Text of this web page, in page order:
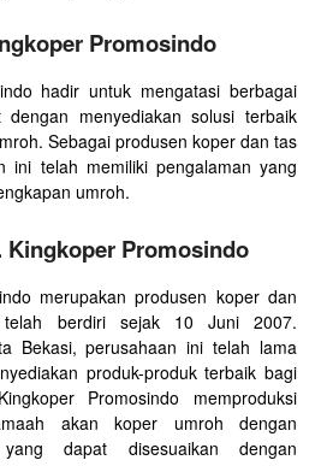
Promosindo
hadir untuk mengatasi berbagai
dengan menyediakan solusi terbaik
Sebagai produsen koper dan tas
ini telah memiliki pengalaman yang
umroh.
Kingkoper Promosindo
merupakan produsen koper dan
berdiri sejak 10 Juni 2007.
Bekasi, perusahaan ini telah lama
produk-produk terbaik bagi
Promosindo memproduksi
akan koper umroh dengan
dapat disesuaikan dengan